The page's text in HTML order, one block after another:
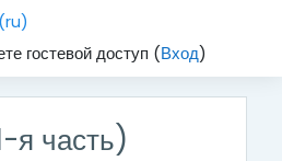
гостевой доступ (Вход)
я часть)